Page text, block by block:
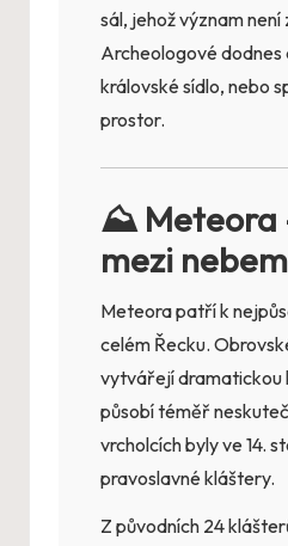
sál, jehož význam není
Archeologové dodnes
královské sídlo, nebo
prostor.
⛰️ Meteora
mezi
Meteora patří k
celém Řecku.
vytvářejí dramatickou
působí téměř
vrcholcích byly ve 14.
pravoslavné kláštery.
Z původních 24